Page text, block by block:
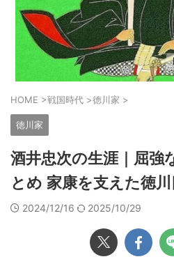
HOME >戦国時代 >徳川家 >
徳川家
酒井忠次の生涯｜屈強
とめ 家康を支えた徳
2024/12/16 2025/10/29